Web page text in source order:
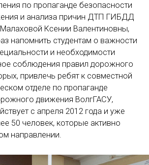
по пропаганде безопасности
и анализа причин ДТП ГИБДД
Ксении Валентиновны,
напомнить студентам о важности
и необходимости
соблюдения правил дорожного
привлечь ребят к совместной
отделе по пропаганде
движения ВолгГАСУ,
с апреля 2012 года и уже
50 человек, которые активно
направлении.